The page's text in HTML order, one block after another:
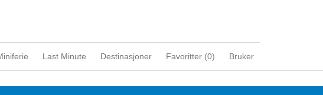
Last Minute Destinasjoner Favoritter (0) Bruker